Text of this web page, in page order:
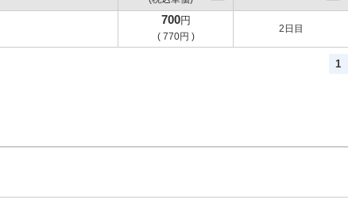
700円
( 770円 )
2日目
1